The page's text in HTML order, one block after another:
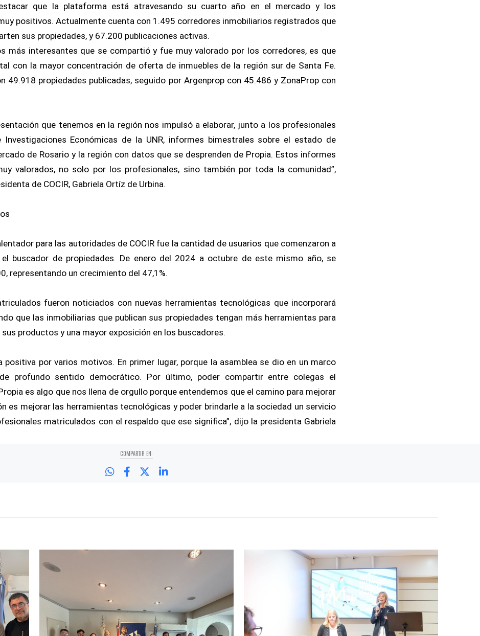
que la plataforma está atravesando su cuarto año en el mercado y los
positivos. Actualmente cuenta con 1.495 corredores inmobiliarios registrados que
sus propiedades, y 67.200 publicaciones activas.
más interesantes que se compartió y fue muy valorado por los corredores, es que
con la mayor concentración de oferta de inmuebles de la región sur de Santa Fe.
49.918 propiedades publicadas, seguido por Argenprop con 45.486 y ZonaProp con
que tenemos en la región nos impulsó a elaborar, junto a los profesionales
Económicas de la UNR, informes bimestrales sobre el estado de
de Rosario y la región con datos que se desprenden de Propia. Estos informes
valorados, no solo por los profesionales, sino también por toda la comunidad”,
de COCIR, Gabriela Ortíz de Urbina.
para las autoridades de COCIR fue la cantidad de usuarios que comenzaron a
buscador de propiedades. De enero del 2024 a octubre de este mismo año, se
representando un crecimiento del 47,1%.
fueron noticiados con nuevas herramientas tecnológicas que incorporará
que las inmobiliarias que publican sus propiedades tengan más herramientas para
productos y una mayor exposición en los buscadores.
positiva por varios motivos. En primer lugar, porque la asamblea se dio en un marco
profundo sentido democrático. Por último, poder compartir entre colegas el
es algo que nos llena de orgullo porque entendemos que el camino para mejorar
es mejorar las herramientas tecnológicas y poder brindarle a la sociedad un servicio
matriculados con el respaldo que ese significa”, dijo la presidenta Gabriela
COMPARTIR EN: